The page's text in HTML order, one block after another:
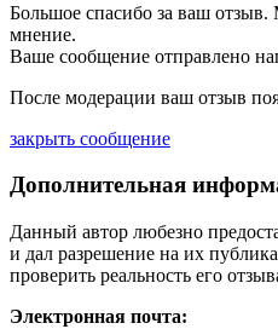
Большое спасибо за ваш
мнение.
Ваше сообщение отправлено
После модерации ваш отзыв
закрыть сообщение
Дополнительная
Данный автор любезно
и дал разрешение на их
проверить реальность его
Электронная почта: